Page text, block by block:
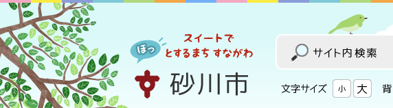
へ
移
動
す
る